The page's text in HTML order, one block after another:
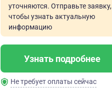
уточняются. Отправьте заявку,
чтобы узнать актуальную
информацию
Узнать подробнее
Не требует оплаты сейчас